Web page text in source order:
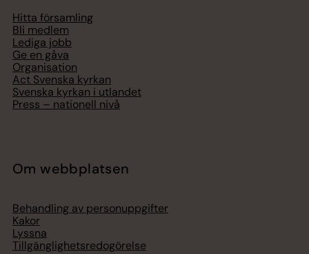
Hitta församling
Bli medlem
Lediga jobb
Ge en gåva
Organisation
Act Svenska kyrkan
Svenska kyrkan i utlandet
Press – nationell nivå
Om webbplatsen
Behandling av personuppgifter
Kakor
Lyssna
Tillgänglighetsredogörelse